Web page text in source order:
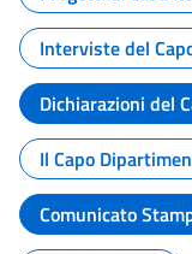
Interviste del
Dichiarazioni del
Il Capo
Comunicato